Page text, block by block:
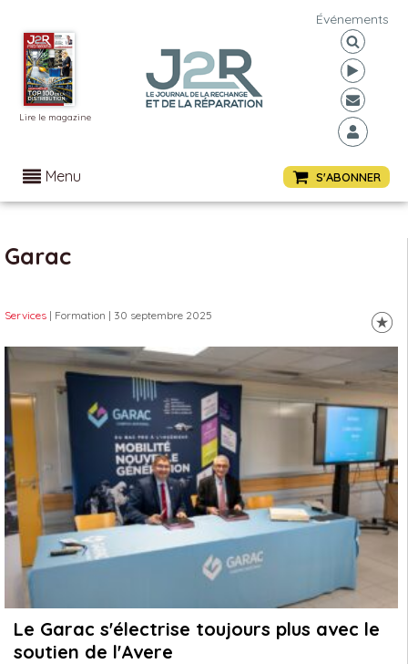
Lire le magazine
Événements
Menu S'ABONNER
Garac
Services | Formation | 30 septembre 2025
Le Garac s'électrise toujours plus avec le
soutien de l'Avere